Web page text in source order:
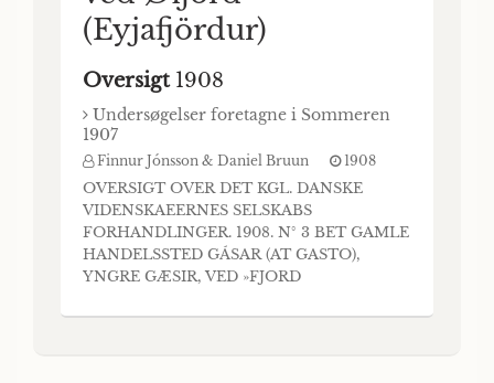
(Eyjafjördur)
Oversigt 1908
Undersøgelser foretagne i Sommeren
1907
Finnur Jónsson & Daniel Bruun 1908
OVERSIGT OVER DET KGL. DANSKE
VIDENSKAEERNES SELSKABS
FORHANDLINGER. 1908. N° 3 BET GAMLE
HANDELSSTED GÁSAR (AT GASTO),
YNGRE GÆSIR, VED »FJORD
FORETAGNE I SOMMEREN 1907 VED